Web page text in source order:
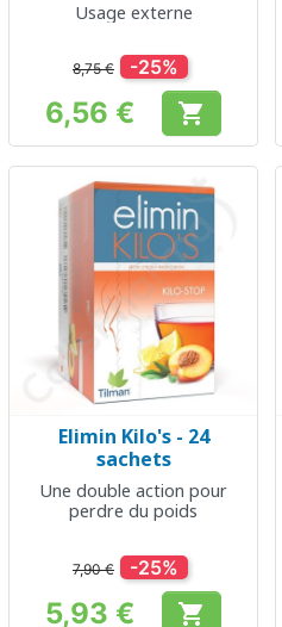
Usage externe
8,75 € -25%
Prix
6,56 € 
Elimin Kilo's - 24
sachets
Une double action pour
perdre du poids
7,90 € -25%
5,93 € 